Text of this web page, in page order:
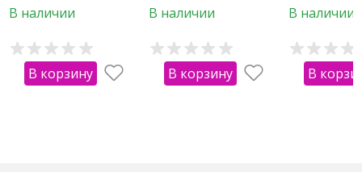
В наличии
В корзину
В наличии
В корзину
В наличии
В